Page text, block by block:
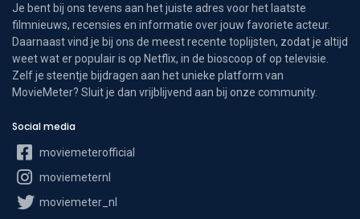
Je bent bij ons tevens aan het juiste adres voor het laatste
filmnieuws, recensies en informatie over jouw favoriete acteur.
Daarnaast vind je bij ons de meest recente toplijsten, zodat je altijd
weet wat er populair is op Netflix, in de bioscoop of op televisie.
Zelf je steentje bijdragen aan het unieke platform van
MovieMeter? Sluit je dan vrijblijvend aan bij onze community.
Social media
moviemeterofficial
moviemeternl
moviemeter_nl